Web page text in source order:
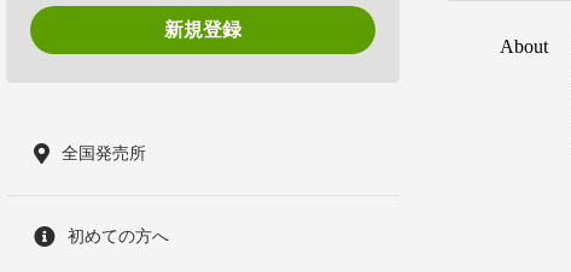
新規登録
全国発売所
初めての方へ
About